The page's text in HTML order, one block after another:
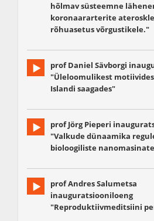
hõlmav süsteemne
koronaararterite
rõhuasetus võrgustikele."
prof Daniel Sävborgi
"Üleloomulikest
Islandi saagades"
prof Jörg Pieperi
"Valkude dünaamika
bioloogiliste
prof Andres Salumetsa
inauguratsiooniloeng
"Reproduktiivmeditsiini